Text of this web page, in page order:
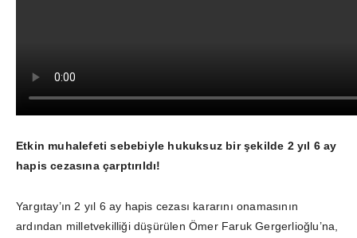
Etkin muhalefeti sebebiyle hukuksuz bir şekilde 2 yıl 6 ay
hapis cezasına çarptırıldı!
Yargıtay’ın 2 yıl 6 ay hapis cezası kararını onamasının
ardından milletvekilliği düşürülen Ömer Faruk Gergerlioğlu’na,